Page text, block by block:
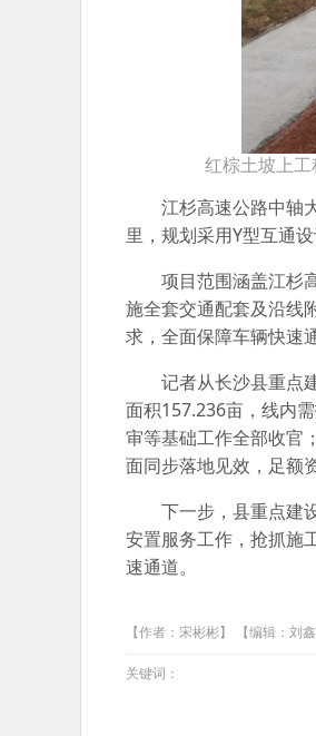
红棕土坡上
江杉高速公路中轴
里，规划采用Y型互通
项目范围涵盖江杉
施全套交通配套及沿线
求，全面保障车辆快速
记者从长沙县重点
面积157.236亩，线内
审等基础工作全部收官
面同步落地见效，足额
下一步，县重点建
安置服务工作，抢抓施
速通道。
【作者：宋彬彬】 【编辑：刘鑫
关键词：